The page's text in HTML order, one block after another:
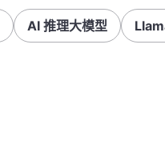
AI 推理大模型